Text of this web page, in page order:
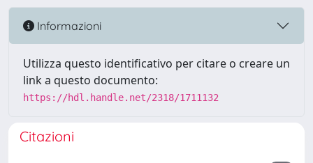
Informazioni
Utilizza questo identificativo per citare o creare un
link a questo documento:
https://hdl.handle.net/2318/1711132
Citazioni